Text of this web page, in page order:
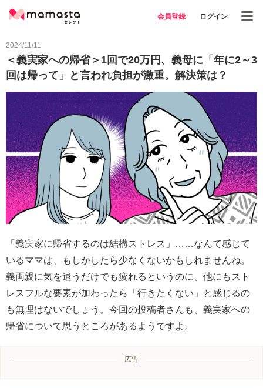
会員登録 ログイン
2024/11/11
＜義実家への帰省＞1回で20万円、義母に「年に2～3
回は帰って」と言われ負担が激重。解決策は？
「義実家に帰省するのは結構ストレス」……なんて感じて
いるママは、もしかしたら少なくないかもしれませんね。
義両親に気を遣うだけでも疲れるというのに、他にもスト
レスフルな要素が加わったら「行きたくない」と感じるの
も無理はないでしょう。今回の投稿者さんも、義実家への
帰省について思うところがあるようですよ。
広告